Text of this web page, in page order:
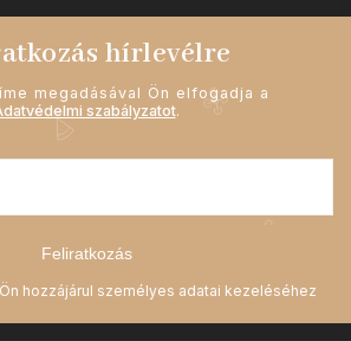
hírlevélre
megadásával Ön elfogadja a
szabályzatot.
Feliratkozás